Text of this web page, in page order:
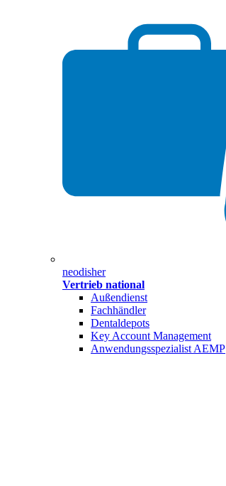
neodisher
Vertrieb national
Außendienst
Fachhändler
Dentaldepots
Key Account Management
Anwendungsspezialist AEMP